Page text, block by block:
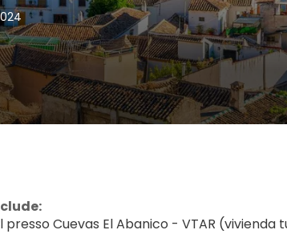
Cuevas El Abanico - VTAR